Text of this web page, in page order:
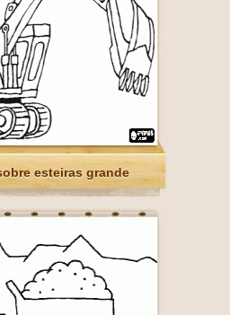
esteiras grande